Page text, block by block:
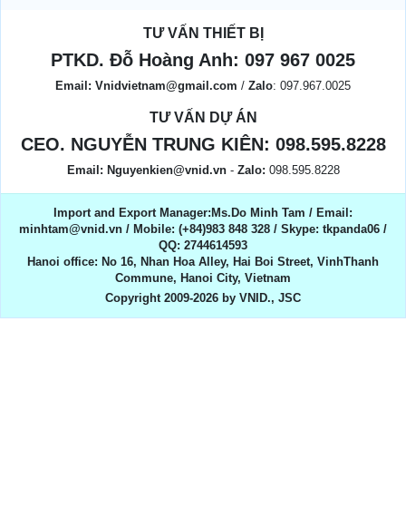
TƯ VẤN THIẾT BỊ
PTKD. Đỗ Hoàng Anh: 097 967 0025
Email: Vnidvietnam@gmail.com / Zalo: 097.967.0025
TƯ VẤN DỰ ÁN
CEO. NGUYỄN TRUNG KIÊN: 098.595.8228
Email: Nguyenkien@vnid.vn- Zalo: 098.595.8228
Import and Export Manager:Ms.Do Minh Tam / Email:
minhtam@vnid.vn / Mobile​:​ (+84)983 848 328 / Skype: tkpanda06 /
QQ: 2744614593
Hanoi office: No 16, Nhan Hoa Alley, Hai Boi Street, VinhThanh
Commune, Hanoi City, Vietnam
Copyright 2009-2026 by VNID., JSC